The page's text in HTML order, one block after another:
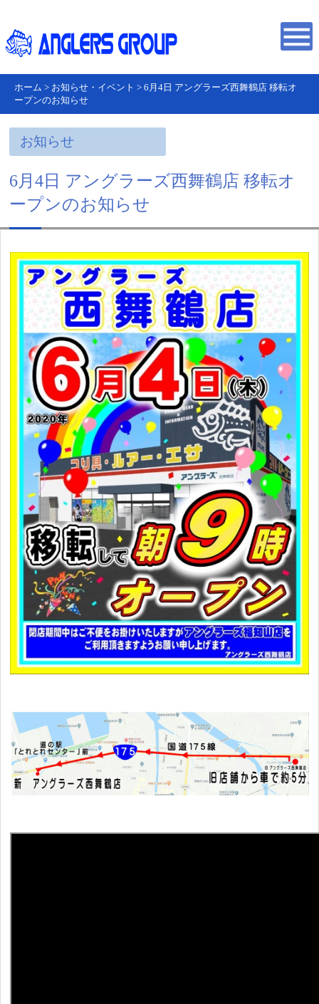
ホーム > お知らせ・イベント > 6月4日 アングラーズ西舞鶴店 移転オ
ープンのお知らせ
お知らせ
6月4日 アングラーズ西舞鶴店 移転オ
ープンのお知らせ